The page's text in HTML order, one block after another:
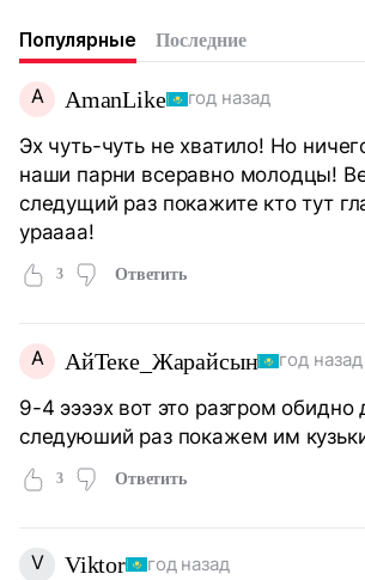
Популярные Последние
A AmanLike год назад
Эх чуть-чуть не хватило! Но
наши парни всеравно молодцы!
следущий раз покажите кто тут
ураааа!
3 Ответить
А АйТеке_Жарайсын год назад
9-4 ээээх вот это разгром обидно
следуюший раз покажем им
3 Ответить
V Viktor год назад